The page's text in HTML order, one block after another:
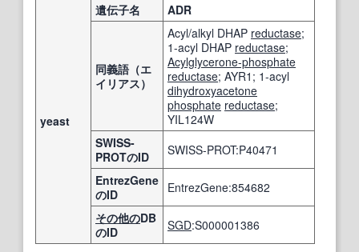
yeast
遺伝子名 ADR
同義語（エ
イリアス）
Acyl/alkyl DHAP reductase;
1-acyl DHAP reductase;
Acylglycerone-phosphate
reductase; AYR1; 1-acyl
dihydroxyacetone
phosphate reductase;
YIL124W
SWISS-
PROTのID
SWISS-PROT:P40471
EntrezGene
のID
EntrezGene:854682
その他のDB
のID
SGD:S000001386